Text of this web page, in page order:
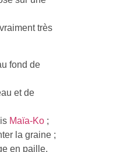
très
fond de
et de
Maïa-Ko ;
la graine ;
en paille,